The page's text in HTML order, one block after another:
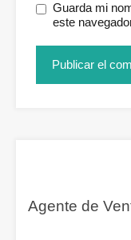
Guarda mi
este
Agente de